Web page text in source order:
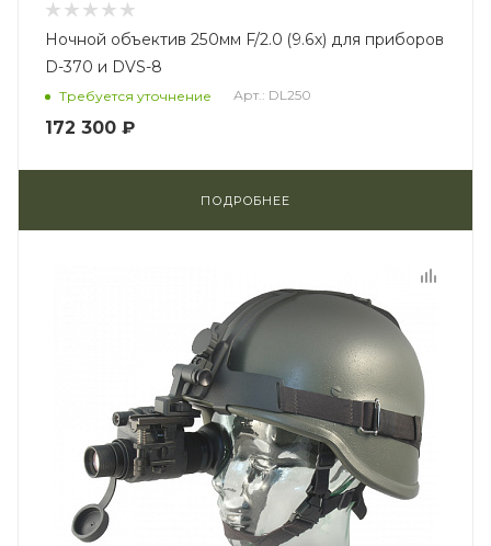
Ночной объектив 250мм F/2.0 (9.6х) для приборов
D-370 и DVS-8
Требуется уточнение Арт.: DL250
172 300 ₽
ПОДРОБНЕЕ